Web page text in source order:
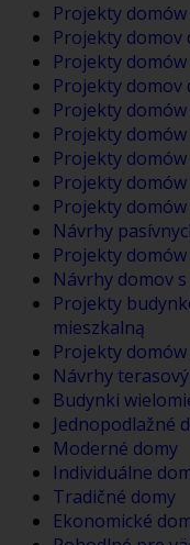
Projekty domów
Projekty domov
Projekty domów
Projekty domov
Projekty domów
Projekty domów
Projekty
Projekty
Projekty domów
Návrhy
Projekty
Návrhy domov
Projekty
mieszkalną
Projekty
Návrhy
Budynki
Jednopodlažné
Moderné domy
Individuálne
Tradičné domy
Ekonomické